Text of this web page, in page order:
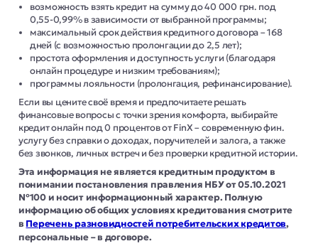
возможность взять кредит на сумму до 40 000 грн. под
0,55-0,99% в зависимости от выбранной программы;
максимальный срок действия кредитного договора – 168
дней (с возможностью пролонгации до 2,5 лет);
простота оформления и доступность услуги (благодаря
онлайн процедуре и низким требованиям);
программы лояльности (пролонгация, рефинансирование).
Если вы цените своё время и предпочитаете решать
финансовые вопросы с точки зрения комфорта, выбирайте
кредит онлайн под 0 процентов от FinX – современную фин.
услугу без справки о доходах, поручителей и залога, а также
без звонков, личных встреч и без проверки кредитной истории.
Эта информация не является кредитным продуктом в
понимании постановления правления НБУ от 05.10.2021
№100 и носит информационный характер. Полную
информацию об общих условиях кредитования смотрите
в Перечень разновидностей потребительских кредитов,
персональные – в договоре.